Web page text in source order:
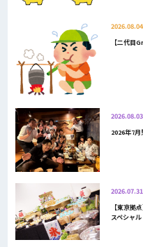
2026.08.04
【二代目
2026.08.03
2026年7
2026.07.31
【東京拠
スペシャル